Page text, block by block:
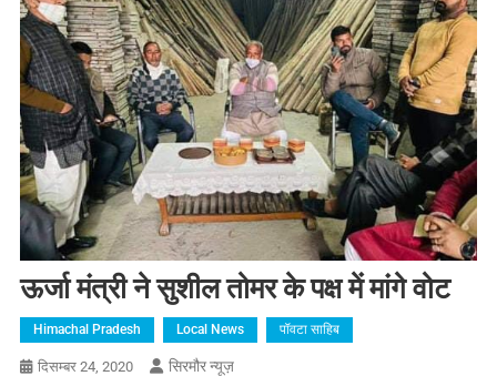
ऊर्जा मंत्री ने सुशील तोमर के पक्ष में मांगे वोट
Himachal Pradesh Local News पॉवटा साहिब
दिसम्बर 24, 2020 सिरमौर न्यूज़